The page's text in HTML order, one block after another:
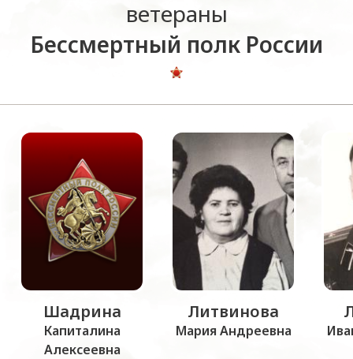
ветераны
Бессмертный полк России
Шадрина
Капиталина
Алексеевна
Литвинова
Мария Андреевна